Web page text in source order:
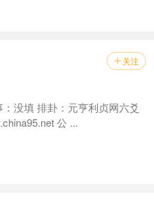
 关注
没填 排卦：元亨利贞网六爻
公 ...